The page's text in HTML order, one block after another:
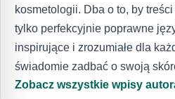
kosmetologii. Dba o to, by treści
tylko perfekcyjnie poprawne
inspirujące i zrozumiałe dla
świadomie zadbać o swoją
Zobacz wszystkie wpisy